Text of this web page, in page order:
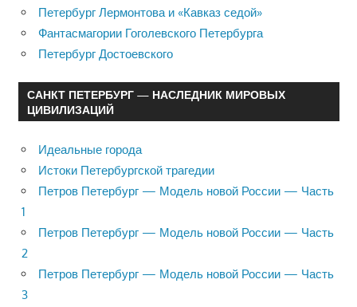
Петербург Лермонтова и «Кавказ седой»
Фантасмагории Гоголевского Петербурга
Петербург Достоевского
САНКТ ПЕТЕРБУРГ — НАСЛЕДНИК МИРОВЫХ
ЦИВИЛИЗАЦИЙ
Идеальные города
Истоки Петербургской трагедии
Петров Петербург — Модель новой России — Часть
1
Петров Петербург — Модель новой России — Часть
2
Петров Петербург — Модель новой России — Часть
3